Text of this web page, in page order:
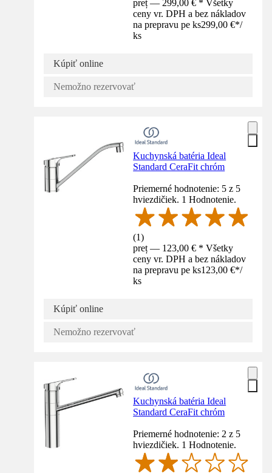
preț — 299,00 € * Všetky
ceny vr. DPH a bez nákladov
na prepravu pe ks299,00 €*/
ks
Kúpiť online
Nemožno rezervovať
Kuchynská batéria Ideal
Standard CeraFit chróm
Priemerné hodnotenie: 5 z 5
hviezdičiek. 1 Hodnotenie.
(1)
preț — 123,00 € * Všetky
ceny vr. DPH a bez nákladov
na prepravu pe ks123,00 €*/
ks
Kúpiť online
Nemožno rezervovať
Kuchynská batéria Ideal
Standard CeraFit chróm
Priemerné hodnotenie: 2 z 5
hviezdičiek. 1 Hodnotenie.